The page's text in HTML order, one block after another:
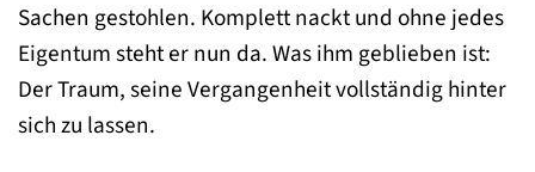
Sachen gestohlen. Komplett nackt und ohne jedes
Eigentum steht er nun da. Was ihm geblieben ist:
Der Traum, seine Vergangenheit vollständig hinter
sich zu lassen.